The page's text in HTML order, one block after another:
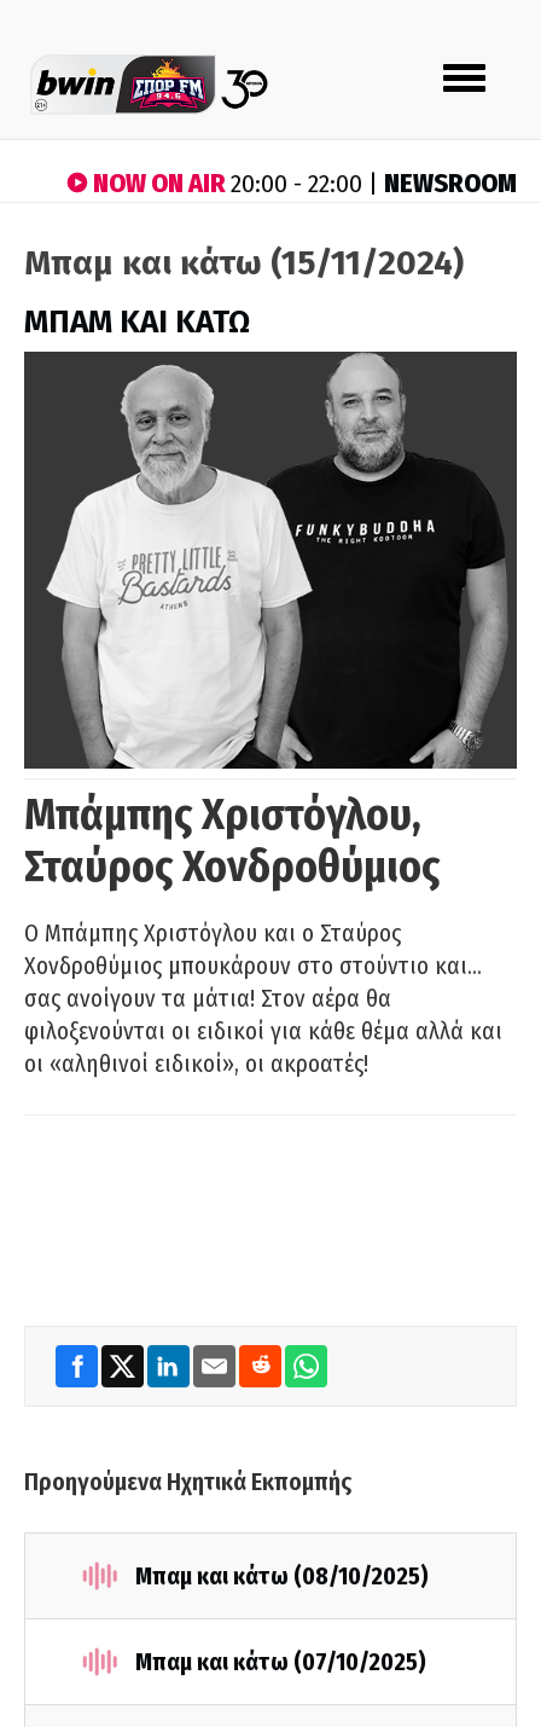
Toggle
navigation
NOW ON AIR20:00 - 22:00 | NEWSROOM
Μπαμ και κάτω (15/11/2024)
ΜΠΑΜ ΚΑΙ ΚΑΤΩ
Μπάμπης Χριστόγλου,
Σταύρος Χονδροθύμιος
O Μπάμπης Χριστόγλου και ο Σταύρος
Χονδροθύμιος μπουκάρουν στο στούντιο και…
σας ανοίγουν τα μάτια! Στον αέρα θα
φιλοξενούνται οι ειδικοί για κάθε θέμα αλλά και
οι «αληθινοί ειδικοί», οι ακροατές!
Προηγούμενα Ηχητικά Εκπομπής
Μπαμ και κάτω (08/10/2025)
Μπαμ και κάτω (07/10/2025)